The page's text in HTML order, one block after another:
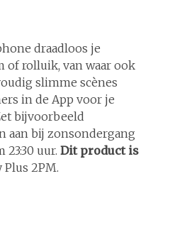
draadloos je
of rolluik, van waar ook
slimme scènes
in de App voor je
bijvoorbeeld
aan bij zonsondergang
uur. Dit product is
Plus 2PM.